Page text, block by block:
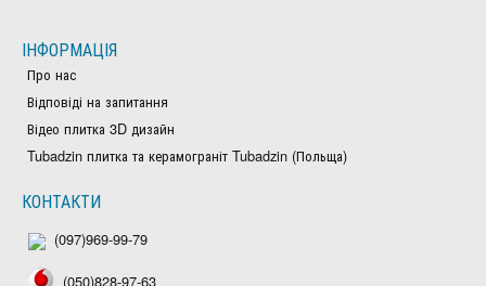
ІНФОРМАЦІЯ
Про нас
Відповіді на запитання
Відео плитка 3D дизайн
Tubadzin плитка та керамограніт Tubadzin (Польща)
КОНТАКТИ
(097)969-99-79
(050)828-97-63